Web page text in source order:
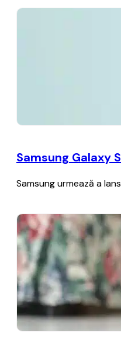
Samsung Galaxy
Samsung urmează a